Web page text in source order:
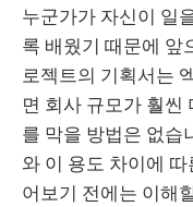
누군가가 자신이 일
록 배웠기 때문에 앞
로젝트의 기획서는
면 회사 규모가 훨씬
를 막을 방법은 없습
와 이 용도 차이에
어보기 전에는 이해